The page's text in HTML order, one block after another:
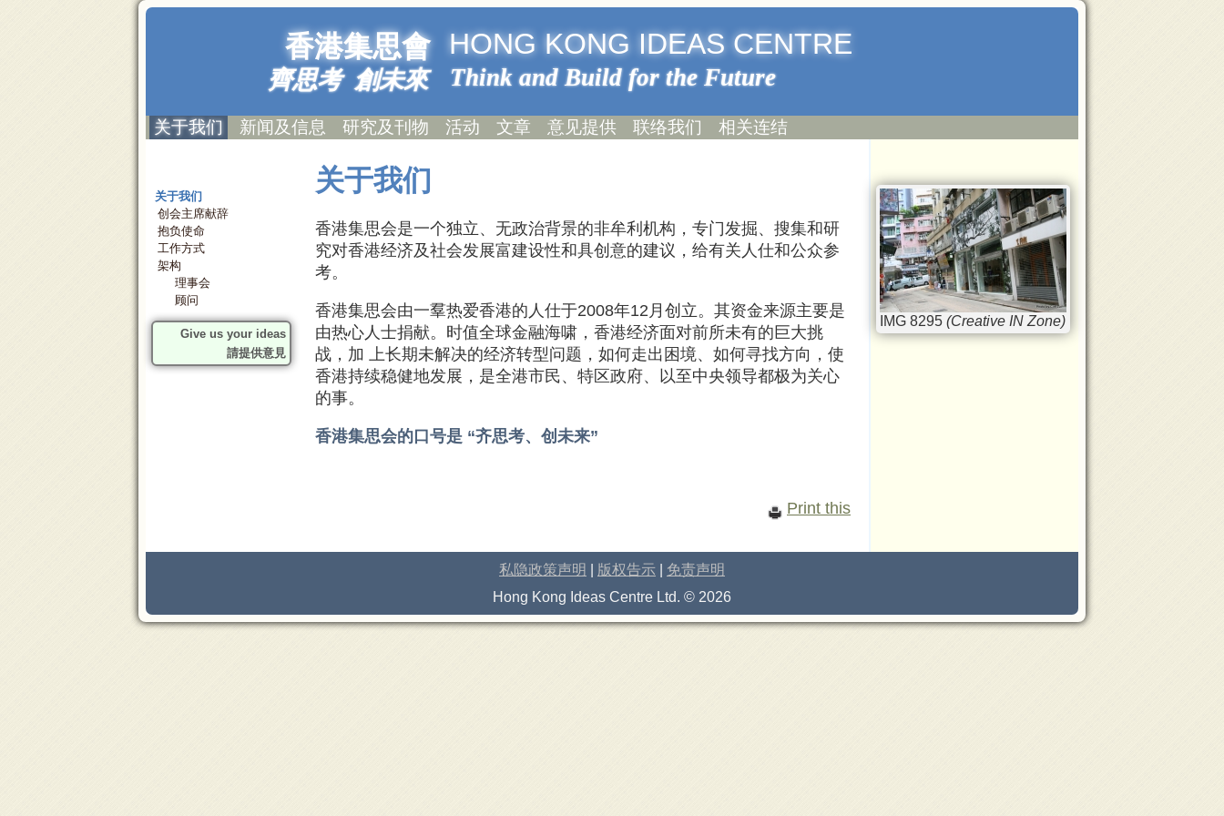
香港集思會 HONG KONG IDEAS CENTRE
齊思考 創未來 Think and Build for the Future
关于我们 新闻及信息 研究及刊物 活动 文章 意见提供 联络我们 相关连结
关于我们
创会主席献辞
抱负使命
工作方式
架构
理事会
顾问
Give us your ideas
請提供意見
IMG 8295 (Creative IN Zone)
关于我们
香港集思会是一个独立、无政治背景的非牟利机构，专门发掘、搜集和研
究对香港经济及社会发展富建设性和具创意的建议，给有关人仕和公众参
考。
香港集思会由一羣热爱香港的人仕于2008年12月创立。其资金来源主要是
由热心人士捐献。时值全球金融海啸，香港经济面对前所未有的巨大挑
战，加 上长期未解决的经济转型问题，如何走出困境、如何寻找方向，使
香港持续稳健地发展，是全港市民、特区政府、以至中央领导都极为关心
的事。
香港集思会的口号是 “齐思考、创未来”
Print this
私隐政策声明 版权告示
免责声明
Hong Kong Ideas Centre Ltd. © 2026